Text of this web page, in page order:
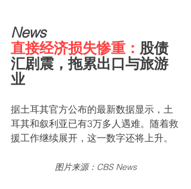
News
直接经济损失惨重： 股债
汇剧震，拖累出口与旅游
业
据土耳其官方公布的最新数据显示，土
耳其和叙利亚已有3万多人遇难。随着救
援工作继续展开，这一数字还将上升。
图片来源：CBS News